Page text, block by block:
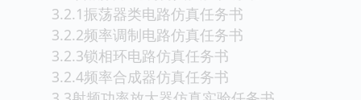
3.2.1振荡器类电路仿真任务书
3.2.2频率调制电路仿真任务书
3.2.3锁相环电路仿真任务书
3.2.4频率合成器仿真任务书